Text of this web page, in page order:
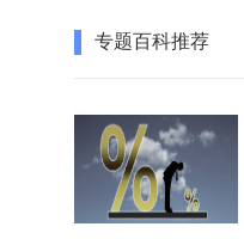
专题百科推荐